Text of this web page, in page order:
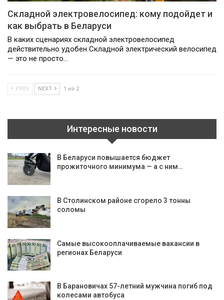
Складной электровелосипед: кому подойдет и
как выбрать в Беларуси
В каких сценариях складной электровелосипед
действительно удобен Складной электрический велосипед
— это не просто…
PREV NEXT 1 из 2
Интересные новости
В Беларуси повышается бюджет
прожиточного минимума — а с ним…
В Столинском районе сгорело 3 тонны
соломы
Самые высокооплачиваемые вакансии в
регионах Беларуси
В Барановичах 57-летний мужчина погиб под
колесами автобуса